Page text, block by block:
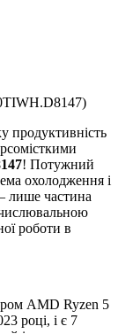
продуктивність
! Потужний
охолодження і
лише частина
роботи в
AMD Ryzen 5
році, і є 7